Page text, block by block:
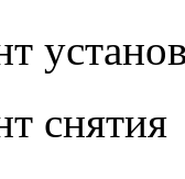
снятия